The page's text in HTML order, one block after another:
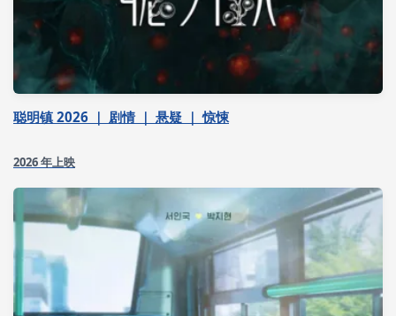
聪明镇 2026 ｜ 剧情 ｜ 悬疑 ｜ 惊悚
2026 年上映